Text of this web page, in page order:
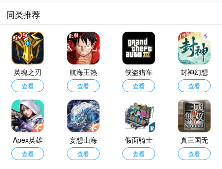
同类推荐
英魂之刃
口袋版
查看
航海王热
血航线小
米渠道服
查看
侠盗猎车
手3手机版
查看
封神幻想
世界
查看
Apex英雄
手游安卓
查看
妄想山海
手游
查看
假面骑士
欧兹模拟
查看
真三国无
双4特别版
查看